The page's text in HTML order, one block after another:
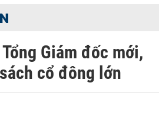
Giám đốc mới,
cổ đông lớn